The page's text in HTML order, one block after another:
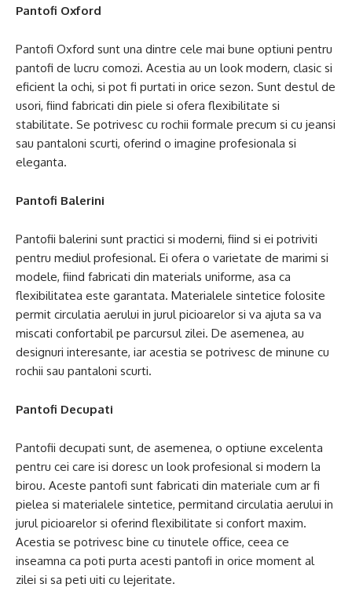
Pantofi Oxford
Pantofi Oxford sunt una dintre cele mai bune optiuni pentru
pantofi de lucru comozi. Acestia au un look modern, clasic si
eficient la ochi, si pot fi purtati in orice sezon. Sunt destul de
usori, fiind fabricati din piele si ofera flexibilitate si
stabilitate. Se potrivesc cu rochii formale precum si cu jeansi
sau pantaloni scurti, oferind o imagine profesionala si
eleganta.
Pantofi Balerini
Pantofii balerini sunt practici si moderni, fiind si ei potriviti
pentru mediul profesional. Ei ofera o varietate de marimi si
modele, fiind fabricati din materials uniforme, asa ca
flexibilitatea este garantata. Materialele sintetice folosite
permit circulatia aerului in jurul picioarelor si va ajuta sa va
miscati confortabil pe parcursul zilei. De asemenea, au
designuri interesante, iar acestia se potrivesc de minune cu
rochii sau pantaloni scurti.
Pantofi Decupati
Pantofii decupati sunt, de asemenea, o optiune excelenta
pentru cei care isi doresc un look profesional si modern la
birou. Aceste pantofi sunt fabricati din materiale cum ar fi
pielea si materialele sintetice, permitand circulatia aerului in
jurul picioarelor si oferind flexibilitate si confort maxim.
Acestia se potrivesc bine cu tinutele office, ceea ce
inseamna ca poti purta acesti pantofi in orice moment al
zilei si sa peti uiti cu lejeritate.